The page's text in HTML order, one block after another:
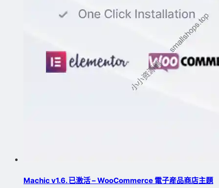
Machic v1.6. 已激活 – WooCommerce 電子産品商店主題